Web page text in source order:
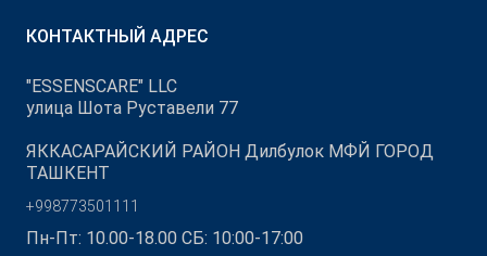
КОНТАКТНЫЙ АДРЕС
"ESSENSCARE" LLC
улица Шота Руставели 77
ЯККАСАРАЙСКИЙ РАЙОН Дилбулок МФЙ ГОРОД
ТАШКЕНТ
+998773501111
Пн-Пт: 10.00-18.00 СБ: 10:00-17:00